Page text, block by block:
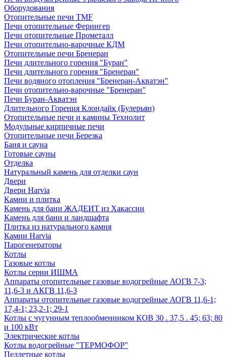
Оборудования
Отопительные печи TMF
Печи отопительные Ферингер
Печи отопительные Прометалл
Печи отопительно-варочные КДМ
Отопительные печи Бренеран
Печи длительного горения "Буран"
Печи длительного горения "Бренеран"
Печи водяного отопления "Бренеран-Акватэн"
Печи отопительно-варочные "Бренеран"
Печи Буран-Акватэн
Длительного Горения Клондайк (Булерьян)
Отопительные печи и камины Технолит
Модульные кирпичные печи
Отопительные печи Березка
Баня и сауна
Готовые сауны
Отделка
Натуральный камень для отделки саун
Двери
Двери Harvia
Камни и плитка
Камень для бани ЖАДЕИТ из Хакассии
Камень для бани и ландшафта
Плитка из натурального камня
Камни Harvia
Парогенераторы
Котлы
Газовые котлы
Котлы серии ИШМА
Аппараты отопительные газовые водогрейные АОГВ 7-3;
11,6-3 и АКГВ 11,6-3
Аппараты отопительные газовые водогрейные АОГВ 11,6-1;
17,4-1; 23,2-1; 29-1
Котлы с чугунным теплообменником КОВ 30 . 37,5 . 45; 63; 80
и 100 кВт
Электрические котлы
Котлы водогрейные "ТЕРМОФОР"
Пеллетные котлы